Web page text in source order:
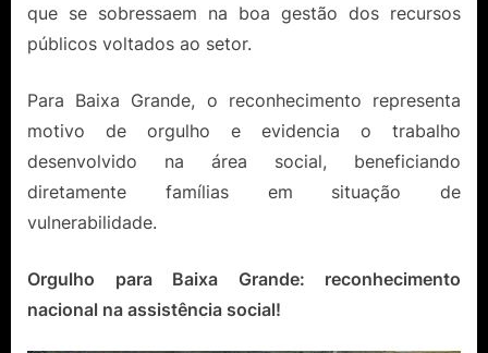
que se sobressaem na boa gestão dos recursos
públicos voltados ao setor.
Para Baixa Grande, o reconhecimento representa
motivo de orgulho e evidencia o trabalho
desenvolvido na área social, beneficiando
diretamente famílias em situação de
vulnerabilidade.
Orgulho para Baixa Grande: reconhecimento
nacional na assistência social!